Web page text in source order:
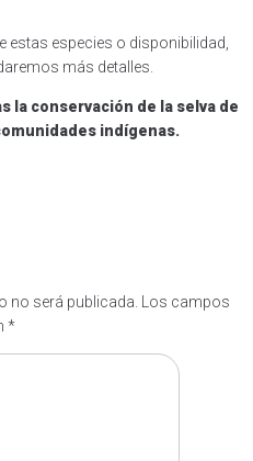
especies o disponibilidad,
más detalles.
la conservación de la selva de
indígenas.
no será publicada.
Los campos
*